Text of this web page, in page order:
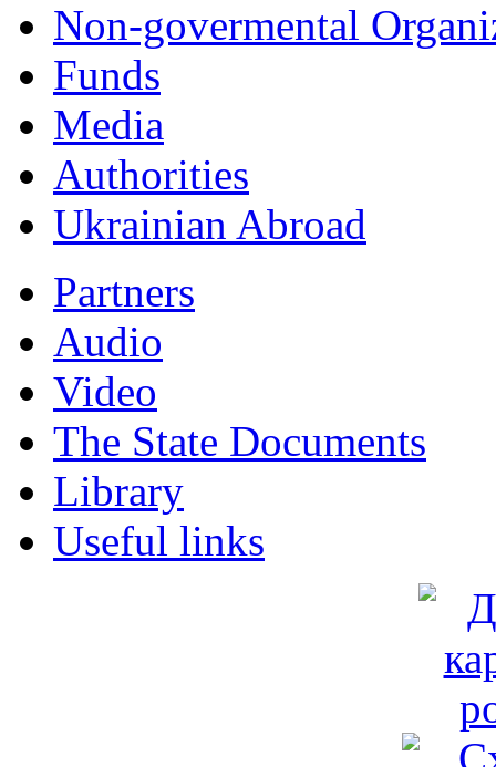
Non-govermental
Funds
Мedia
Authorities
Ukrainian Abroad
Partners
Audio
Video
The State Documents
Library
Useful links